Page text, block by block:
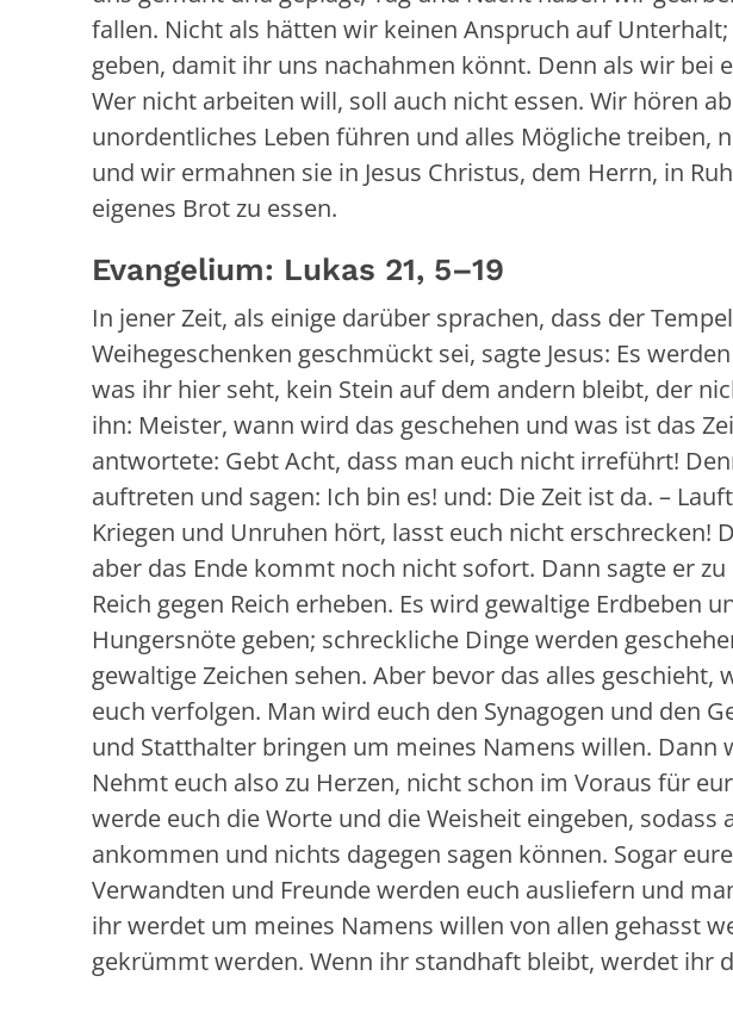
fallen. Nicht als hätten wir keinen Anspruch auf
geben, damit ihr uns nachahmen könnt. Denn als wir bei
Wer nicht arbeiten will, soll auch nicht essen. Wir hören
unordentliches Leben führen und alles Mögliche treiben,
und wir ermahnen sie in Jesus Christus, dem Herrn, in
eigenes Brot zu essen.
Evangelium: Lukas 21, 5–19
In jener Zeit, als einige darüber sprachen, dass der
Weihegeschenken geschmückt sei, sagte Jesus: Es
was ihr hier seht, kein Stein auf dem andern bleibt, der
ihn: Meister, wann wird das geschehen und was ist das
antwortete: Gebt Acht, dass man euch nicht irreführt!
auftreten und sagen: Ich bin es! und: Die Zeit ist da. –
Kriegen und Unruhen hört, lasst euch nicht erschrecken!
aber das Ende kommt noch nicht sofort. Dann sagte er
Reich gegen Reich erheben. Es wird gewaltige Erdbeben
Hungersnöte geben; schreckliche Dinge werden
gewaltige Zeichen sehen. Aber bevor das alles geschieht,
euch verfolgen. Man wird euch den Synagogen und den
und Statthalter bringen um meines Namens willen. Dann
Nehmt euch also zu Herzen, nicht schon im Voraus für
werde euch die Worte und die Weisheit eingeben, sodass
ankommen und nichts dagegen sagen können. Sogar
Verwandten und Freunde werden euch ausliefern und
ihr werdet um meines Namens willen von allen gehasst
gekrümmt werden. Wenn ihr standhaft bleibt, werdet ihr